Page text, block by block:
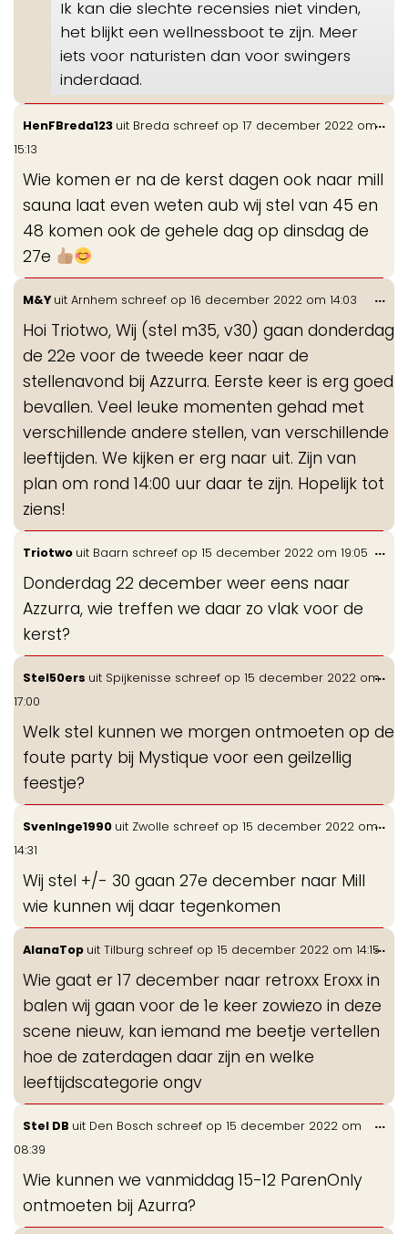
Ik kan die slechte recensies niet vinden,
het blijkt een wellnessboot te zijn. Meer
iets voor naturisten dan voor swingers
inderdaad.
HenFBreda123 uit Breda schreef op 17 december 2022 om
15:13
Wie komen er na de kerst dagen ook naar mill
sauna laat even weten aub wij stel van 45 en
48 komen ook de gehele dag op dinsdag de
27e
...
M&Yuit Arnhem schreef op 16 december 2022 om 14:03
Hoi Triotwo, Wij (stel m35, v30) gaan donderdag
de 22e voor de tweede keer naar de
stellenavond bij Azzurra. Eerste keer is erg goed
bevallen. Veel leuke momenten gehad met
verschillende andere stellen, van verschillende
leeftijden. We kijken er erg naar uit. Zijn van
plan om rond 14:00 uur daar te zijn. Hopelijk tot
ziens!
...
Triotwo uit Baarn schreef op 15 december 2022 om 19:05
Donderdag 22 december weer eens naar
Azzurra, wie treffen we daar zo vlak voor de
kerst?
...
Stel50ers uit Spijkenisse schreef op 15 december 2022 om
17:00
Welk stel kunnen we morgen ontmoeten op de
foute party bij Mystique voor een geilzellig
feestje?
...
SvenInge1990 uit Zwolle schreef op 15 december 2022 om
14:31
Wij stel +/- 30 gaan 27e december naar Mill
wie kunnen wij daar tegenkomen
...
AlanaTop uit Tilburg schreef op 15 december 2022 om 14:15
Wie gaat er 17 december naar retroxx Eroxx in
balen wij gaan voor de 1e keer zowiezo in deze
scene nieuw, kan iemand me beetje vertellen
hoe de zaterdagen daar zijn en welke
leeftijdscategorie ongv
...
Stel DB uit Den Bosch schreef op 15 december 2022 om
08:39
Wie kunnen we vanmiddag 15-12 ParenOnly
ontmoeten bij Azurra?
...